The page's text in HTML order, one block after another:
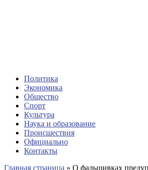
Политика
Экономика
Общество
Спорт
Культура
Наука и образование
Происшествия
Официально
Контакты
Главная страница » О фальшивках